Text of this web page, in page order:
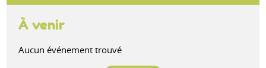
À venir
Aucun événement trouvé